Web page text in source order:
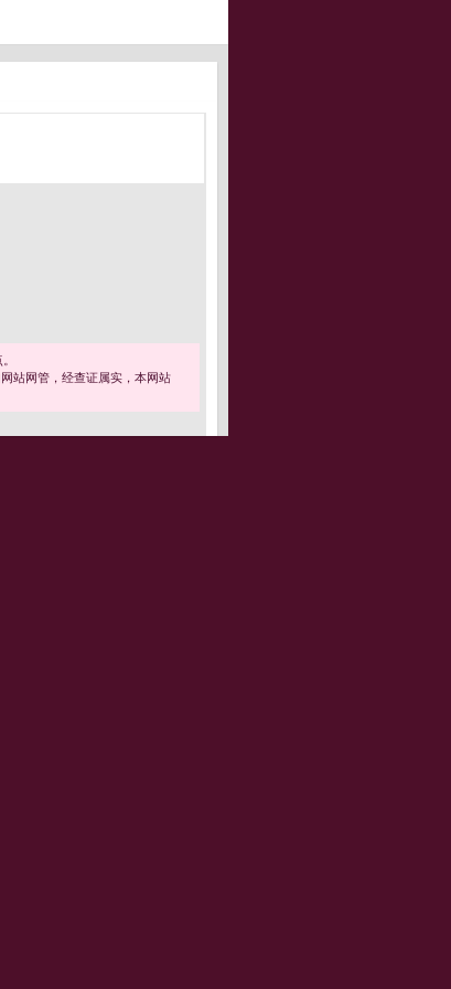
站网管，经查证属实，本网站